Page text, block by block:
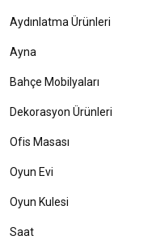
Aydınlatma Ürünleri
Ayna
Bahçe Mobilyaları
Dekorasyon Ürünleri
Ofis Masası
Oyun Evi
Oyun Kulesi
Saat